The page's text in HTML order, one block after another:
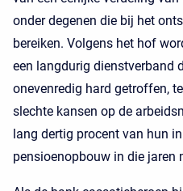
onder degenen die bij het
bereiken. Volgens het hof
een langdurig dienstverband
onevenredig hard getroffen,
slechte kansen op de
lang dertig procent van hun
pensioenopbouw in die jaren